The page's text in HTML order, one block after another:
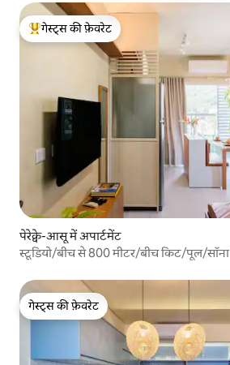
गेस्ट्स का टॉप फ़ेवरेट
गेस्ट्स की फ़ेवरेट
पेरेक्वे-आसू में अपार्टमेंट
स्टूडियो/बीच से 800 मीटर/बीच किट/पूल/सॉना
गेस्ट्स की फ़ेवरेट
गेस्ट्स की फ़ेवरेट